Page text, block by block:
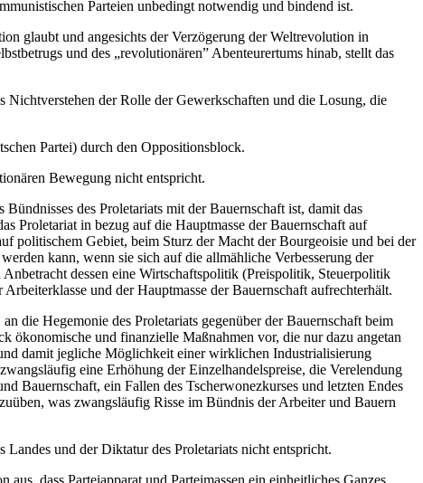
Parteien unbedingt notwendig und bindend ist.
glaubt und angesichts der Verzögerung der Weltrevolution in
und des „revolutionären” Abenteurertums hinab, stellt das
der Rolle der Gewerkschaften und die Losung, die
Partei) durch den Oppositionsblock.
Bewegung nicht entspricht.
des Proletariats mit der Bauernschaft ist, damit das
Proletariat in bezug auf die Hauptmasse der Bauernschaft auf
politischem Gebiet, beim Sturz der Macht der Bourgeoisie und bei der
kann, wenn sie sich auf die allmähliche Verbesserung der
dessen eine Wirtschaftspolitik (Preispolitik, Steuerpolitik
und der Hauptmasse der Bauernschaft aufrechterhält.
die Hegemonie des Proletariats gegenüber der Bauernschaft beim
ökonomische und finanzielle Maßnahmen vor, die nur dazu angetan
damit jegliche Möglichkeit einer wirklichen Industrialisierung
eine Erhöhung der Einzelhandelspreise, die Verelendung
Bauernschaft, ein Fallen des Tscherwonezkurses und letzten Endes
was zwangsläufig Risse im Bündnis der Arbeiter und Bauern
und der Diktatur des Proletariats nicht entspricht.
dass Parteiapparat und Parteimassen ein einheitliches Ganzes